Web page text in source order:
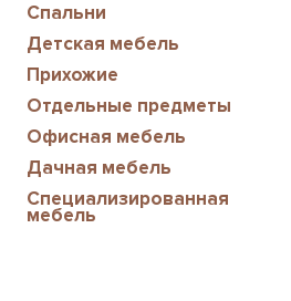
Спальни
Детская мебель
Прихожие
Отдельные предметы
Офисная мебель
Дачная мебель
Специализированная
мебель